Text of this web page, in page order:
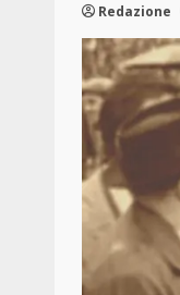
Redazione